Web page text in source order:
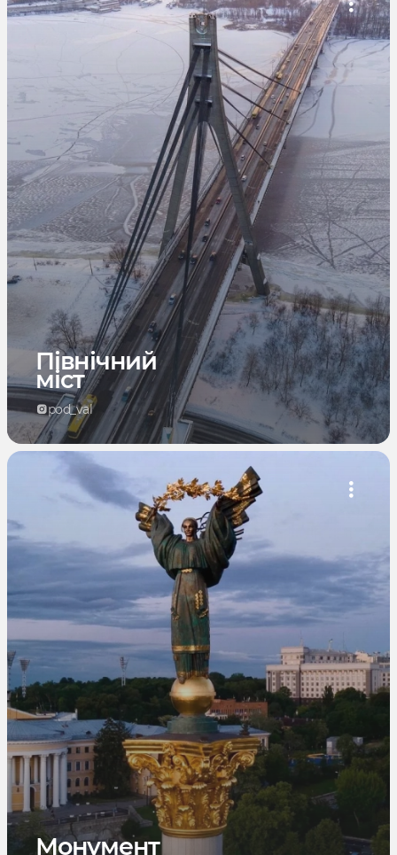
Північний
міст
pod_val
Монумент